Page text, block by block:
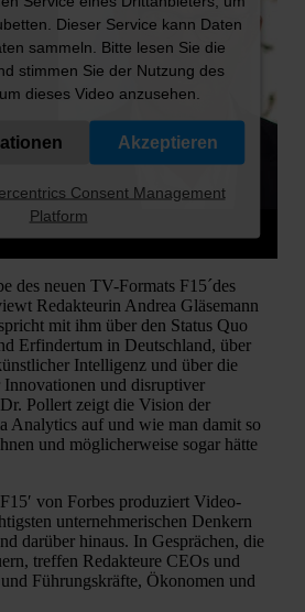
Dieser Service kann Daten
sammeln. Bitte lesen Sie die
stimmen Sie der Nutzung des
dieses Video anzusehen.
Akzeptieren
Consent Management
Platform
des neuen TV-Formats F15´des
Redakteurin Andrea Gläsemann
mit ihm über den Status Quo
Erfindertum in Deutschland, über
Intelligenz und über die
Innovationen und disruptiver
Pollert zeigt die Vision der
Analytics auf und wie man damit so
und möglicherweise sogar hätte
von Forbes produziert Video-
unternehmerischen Denkern
darüber hinaus. In Gesprächen, die
treffen Redakteure CEOs und
Führungskräfte, Ökonomen und